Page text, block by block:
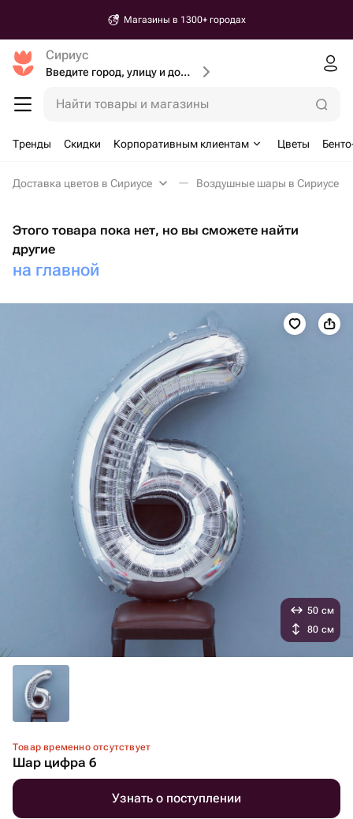
Магазины в 1300+ городах
Сириус
Введите город, улицу и дом доставки
Найти товары и магазины
Тренды Скидки Корпоративным клиентам Цветы
Доставка цветов в Сириусе Воздушные шары в Сириусе
Этого товара пока нет, но вы сможете найти
другие
на главной
Товар временно отсутствует
Шар цифра 6
Узнать о поступлении
50 см
80 см